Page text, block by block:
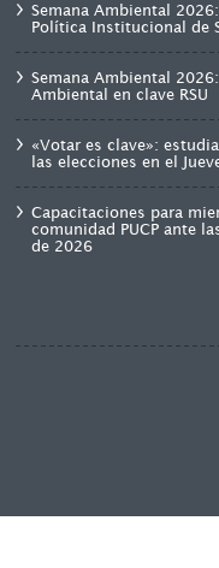
Semana Ambiental
Política Institucional de
Semana Ambiental
Ambiental en clave RSU
«Votar es clave»:
las elecciones en el
Capacitaciones para
comunidad PUCP ante
de 2026